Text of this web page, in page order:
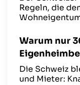
Regeln, die
Warum nur
Die Schweiz
und Mieter: